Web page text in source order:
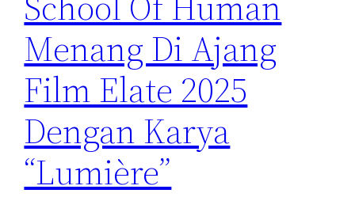
Menang Di Ajang
Film Elate 2025
Dengan Karya
“Lumière”